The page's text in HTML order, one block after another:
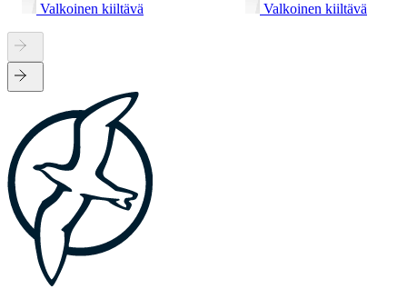
Valkoinen kiiltävä
Valkoinen kiiltävä